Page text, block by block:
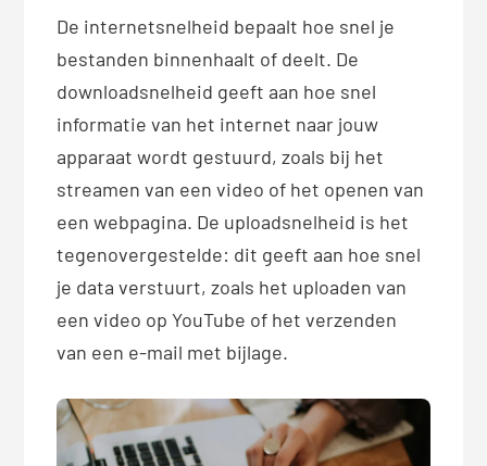
De internetsnelheid bepaalt hoe snel je
bestanden binnenhaalt of deelt. De
downloadsnelheid geeft aan hoe snel
informatie van het internet naar jouw
apparaat wordt gestuurd, zoals bij het
streamen van een video of het openen van
een webpagina. De uploadsnelheid is het
tegenovergestelde: dit geeft aan hoe snel
je data verstuurt, zoals het uploaden van
een video op YouTube of het verzenden
van een e-mail met bijlage.